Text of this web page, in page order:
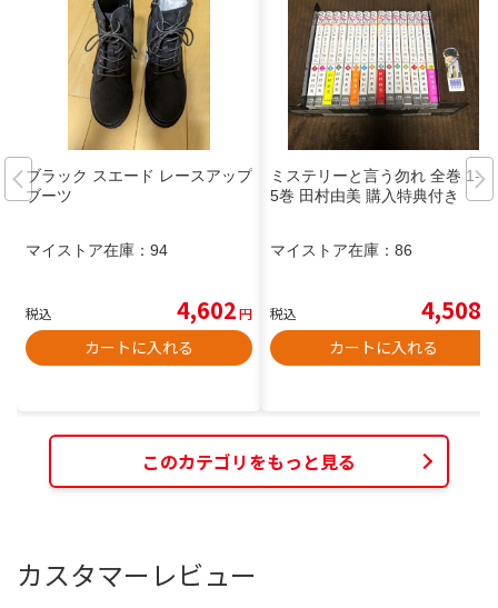
ブラック スエード レースアップ
ブーツ
マイストア在庫： 94
税込 4,602円
カートに入れる
ミステリーと言う勿れ 全巻 1-1
5巻 田村由美 購入特典付き
マイストア在庫： 86
税込 4,508
カートに入れる
このカテゴリをもっと見る
カスタマーレビュー